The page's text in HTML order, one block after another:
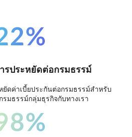
รประหยัดต่อกรมธรรม์
ยัดค่าเบี้ยประกันต่อกรมธรรม์สำหรับ
มธรรม์กลุ่มธุรกิจกับทางเรา